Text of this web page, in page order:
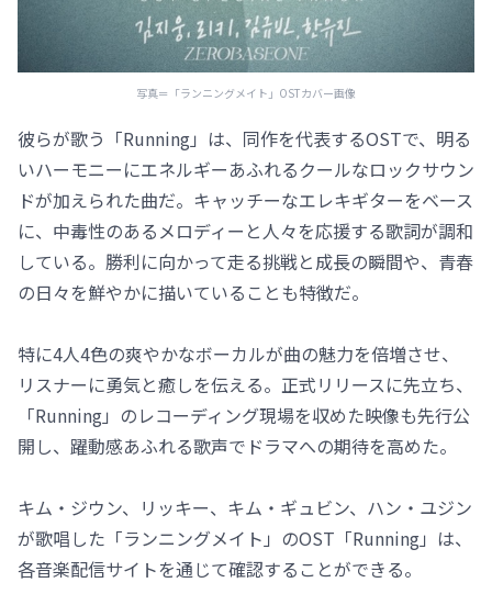
写真＝「ランニングメイト」OSTカバー画像
彼らが歌う「Running」は、同作を代表するOSTで、明る
いハーモニーにエネルギーあふれるクールなロックサウン
ドが加えられた曲だ。キャッチーなエレキギターをベース
に、中毒性のあるメロディーと人々を応援する歌詞が調和
している。勝利に向かって走る挑戦と成長の瞬間や、青春
の日々を鮮やかに描いていることも特徴だ。
特に4人4色の爽やかなボーカルが曲の魅力を倍増させ、
リスナーに勇気と癒しを伝える。正式リリースに先立ち、
「Running」のレコーディング現場を収めた映像も先行公
開し、躍動感あふれる歌声でドラマへの期待を高めた。
キム・ジウン、リッキー、キム・ギュビン、ハン・ユジン
が歌唱した「ランニングメイト」のOST「Running」は、
各音楽配信サイトを通じて確認することができる。